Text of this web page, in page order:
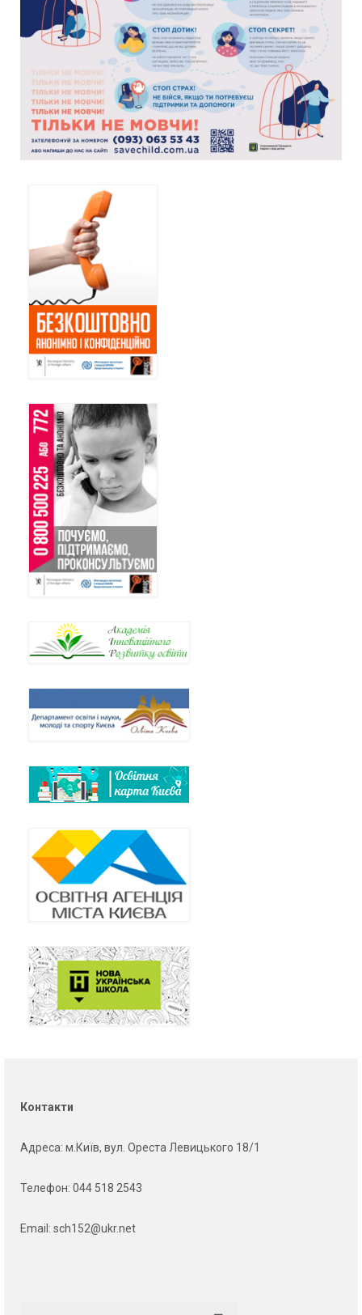
Контакти
Адреса: м.Київ, вул. Ореста Левицького 18/1
Телефон: 044 518 2543
Email: sch152@ukr.net